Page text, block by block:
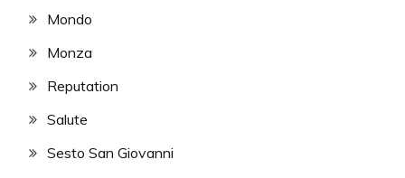
Mondo
Monza
Reputation
Salute
Sesto San Giovanni